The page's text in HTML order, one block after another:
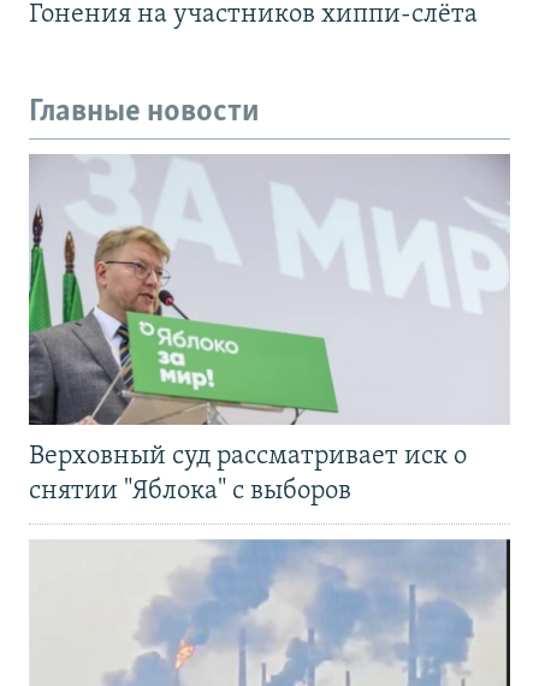
Гонения на участников хиппи-слёта
Главные новости
Верховный суд рассматривает иск о
снятии "Яблока" с выборов